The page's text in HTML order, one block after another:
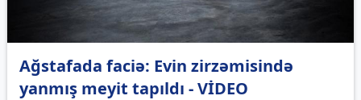
Ağstafada faciə: Evin zirzəmisində
yanmış meyit tapıldı - VİDEO